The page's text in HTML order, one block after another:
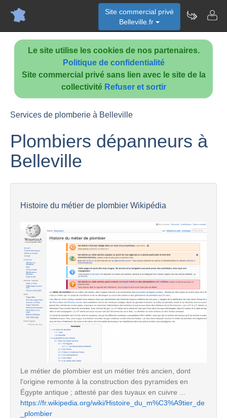
Le site utilise les cookies de nos partenaires.
Politique de confidentialité
Site commercial privé sans lien avec le site de la
collectivité Refuser et sortir
Site commercial privé
Belleville.fr
Services de plomberie à Belleville
Plombiers dépanneurs à
Belleville
Histoire du métier de plombier Wikipédia
Le métier de plombier est un métier très ancien, dont
l'origine remonte à la construction des pyramides en
Égypte antique ; attesté par des tuyaux en cuivre ...
https://fr.wikipedia.org/wiki/Histoire_du_m%C3%A9tier_de
_plombier